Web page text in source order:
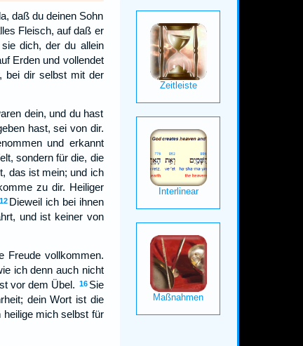
daß du deinen Sohn
Fleisch, auf daß er
dich, der du allein
Erden und vollendet
bei dir selbst mit der
dein, und du hast
hast, sei von dir.
und erkannt
sondern für die, die
das ist mein; und ich
zu dir. Heiliger
12 Dieweil ich bei ihnen
und ist keiner von
Freude vollkommen.
ich denn auch nicht
vor dem Übel. 16 Sie
dein Wort ist die
heilige mich selbst für